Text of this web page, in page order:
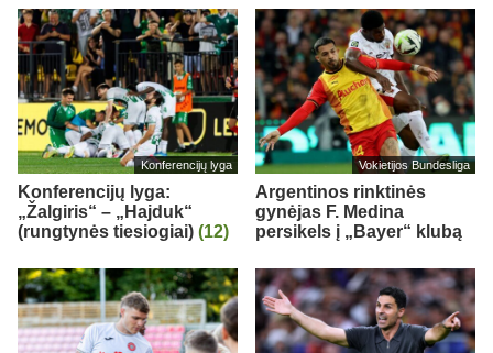
Konferencijų lyga
Konferencijų lyga:
„Žalgiris“ – „Hajduk“
(rungtynės tiesiogiai) (12)
Vokietijos Bundesliga
Argentinos rinktinės
gynėjas F. Medina
persikels į „Bayer“ klubą